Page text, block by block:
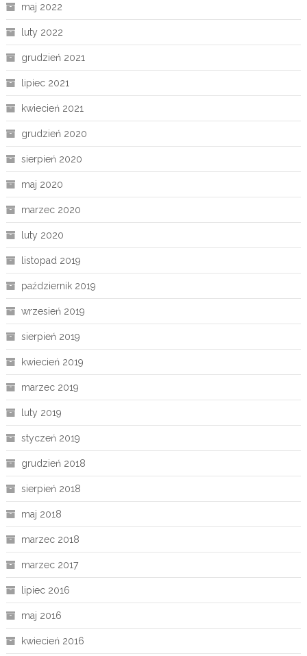
maj 2022
luty 2022
grudzień 2021
lipiec 2021
kwiecień 2021
grudzień 2020
sierpień 2020
maj 2020
marzec 2020
luty 2020
listopad 2019
październik 2019
wrzesień 2019
sierpień 2019
kwiecień 2019
marzec 2019
luty 2019
styczeń 2019
grudzień 2018
sierpień 2018
maj 2018
marzec 2018
marzec 2017
lipiec 2016
maj 2016
kwiecień 2016